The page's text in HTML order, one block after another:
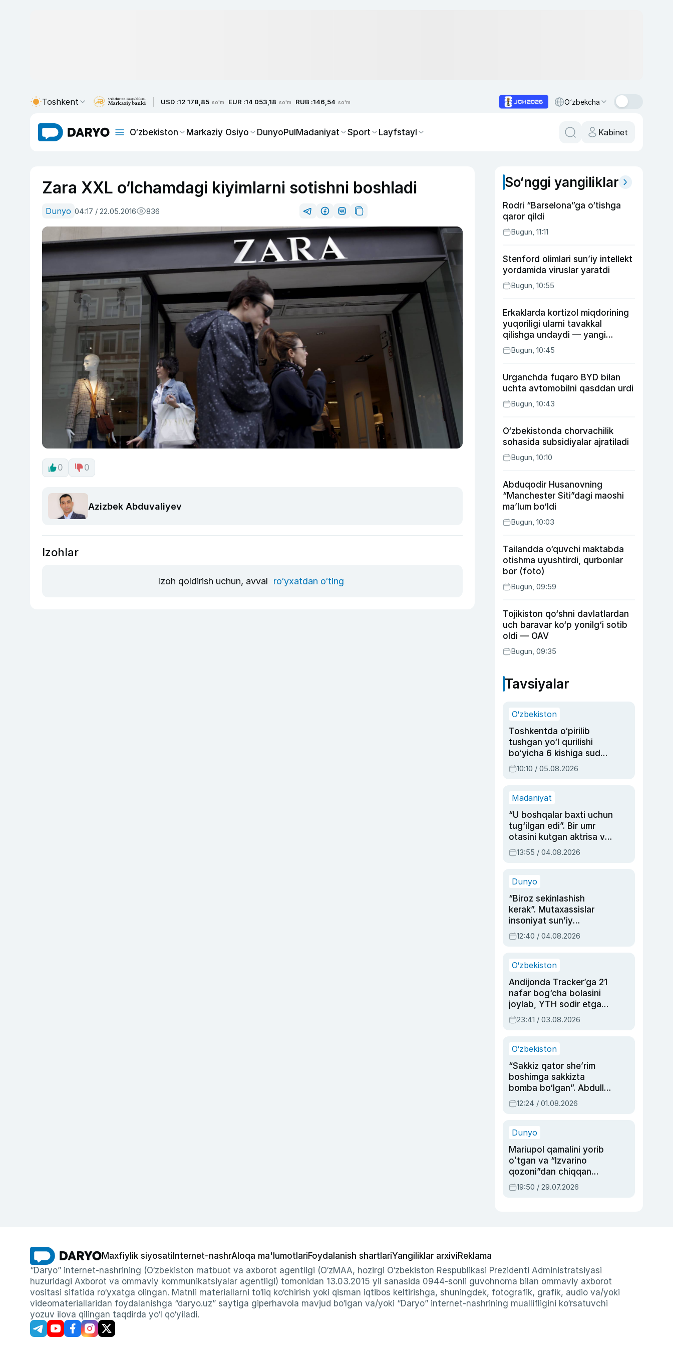
Toshkent USD :12 178,85 so'm EUR :14 053,18 so'm RUB :146,54 so'm O‘zbekcha
O‘zbekiston Markaziy Osiyo DunyoPulMadaniyat Sport Layfstayl Kabinet
Zara XXL o‘lchamdagi kiyimlarni sotishni boshladi
Dunyo 04:17 / 22.05.2016 836
0 0
Azizbek Abduvaliyev
Izohlar
Izoh qoldirish uchun, avval ro‘yxatdan o‘ting
So‘nggi yangiliklar
Rodri “Barselona”ga o‘tishga
qaror qildi
Bugun, 11:11
Stenford olimlari sun’iy intellekt
yordamida viruslar yaratdi
Bugun, 10:55
Erkaklarda kortizol miqdorining
yuqoriligi ularni tavakkal
qilishga undaydi — yangi
tadqiqot
Bugun, 10:45
Urganchda fuqaro BYD bilan
uchta avtomobilni qasddan urdi
Bugun, 10:43
O‘zbekistonda chorvachilik
sohasida subsidiyalar ajratiladi
Bugun, 10:10
Abduqodir Husanovning
“Manchester Siti”dagi maoshi
ma’lum bo‘ldi
Bugun, 10:03
Tailandda o‘quvchi maktabda
otishma uyushtirdi, qurbonlar
bor (foto)
Bugun, 09:59
Tojikiston qo‘shni davlatlardan
uch baravar ko‘p yonilg‘i sotib
oldi — OAV
Bugun, 09:35
Tavsiyalar
O‘zbekiston
Toshkentda o‘pirilib
tushgan yo‘l qurilishi
bo‘yicha 6 kishiga sud
hukmi o‘qildi
10:10 / 05.08.2026
Madaniyat
“U boshqalar baxti uchun
tug‘ilgan edi”. Bir umr
otasini kutgan aktrisa va
dublyaj ustasi Rimma
Ahmedovaning
13:55 / 04.08.2026
Dunyo
“Biroz sekinlashish
kerak”. Mutaxassislar
insoniyat sun’iy
intellektni boshqara
olmay qolishidan xavotir
12:40 / 04.08.2026
O‘zbekiston
Andijonda Tracker’ga 21
nafar bog‘cha bolasini
joylab, YTH sodir etgan
ayolga sud hukmi o‘qildi
23:41 / 03.08.2026
O‘zbekiston
“Sakkiz qator she’rim
boshimga sakkizta
bomba bo‘lgan”. Abdulla
Oripovni siyosiy
ayblovlardan asrab
12:24 / 01.08.2026
Dunyo
Mariupol qamalini yorib
oʻtgan va “Izvarino
qozoni”dan chiqqan
qahramon — Ukraina
armiyasi bosh
19:50 / 29.07.2026
Maxfiylik siyosati Internet-nashrAloqa ma'lumotlariFoydalanish shartlariYangiliklar arxiviReklama
“Daryo” internet-nashrining (O‘zbekiston matbuot va axborot agentligi (O‘zMAA, hozirgi O‘zbekiston Respublikasi Prezidenti Administratsiyasi
huzuridagi Axborot va ommaviy kommunikatsiyalar agentligi) tomonidan 13.03.2015 yil sanasida 0944-sonli guvohnoma bilan ommaviy axborot
vositasi sifatida ro‘yxatga olingan. Matnli materiallarni to‘liq ko‘chirish yoki qisman iqtibos keltirishga, shuningdek, fotografik, grafik, audio va/yoki
videomateriallaridan foydalanishga “daryo.uz” saytiga giperhavola mavjud bo‘lgan va/yoki “Daryo” internet-nashrining muallifligini ko‘rsatuvchi
yozuv ilova qilingan taqdirda yo‘l qo‘yiladi.